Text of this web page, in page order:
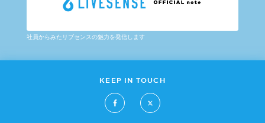
社員からみたリブセンスの魅力を発信します
KEEP IN TOUCH